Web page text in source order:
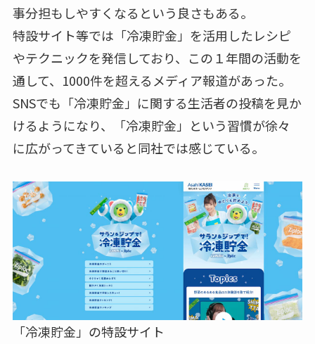
事分担もしやすくなるという良さもある。
特設サイト等では「冷凍貯金」を活用したレシピ
やテクニックを発信しており、この１年間の活動を
通して、1000件を超えるメディア報道があった。
SNSでも「冷凍貯金」に関する生活者の投稿を見か
けるようになり、「冷凍貯金」という習慣が徐々
に広がってきていると同社では感じている。
「冷凍貯金」の特設サイト